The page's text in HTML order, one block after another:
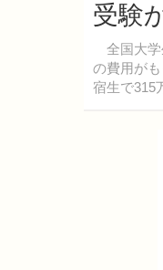
受験
全国大学
の費用が
宿生で315